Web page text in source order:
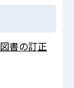
書の訂正